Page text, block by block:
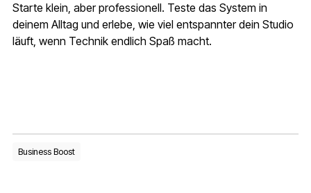
Starte klein, aber professionell. Teste das System in
deinem Alltag und erlebe, wie viel entspannter dein Studio
läuft, wenn Technik endlich Spaß macht.
Business Boost